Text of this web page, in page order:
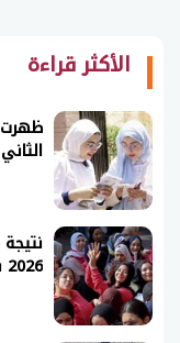
الأكثر قراءة
ظهرت
الثاني 2026 برقم
2026 بالاسم فقط بدون رقم الجلوس